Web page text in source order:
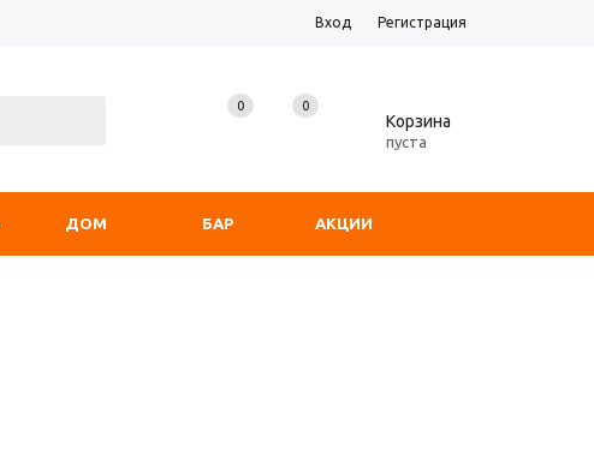
Вход Регистрация
0 0
Корзина
пуста
ДОМ БАР АКЦИИ